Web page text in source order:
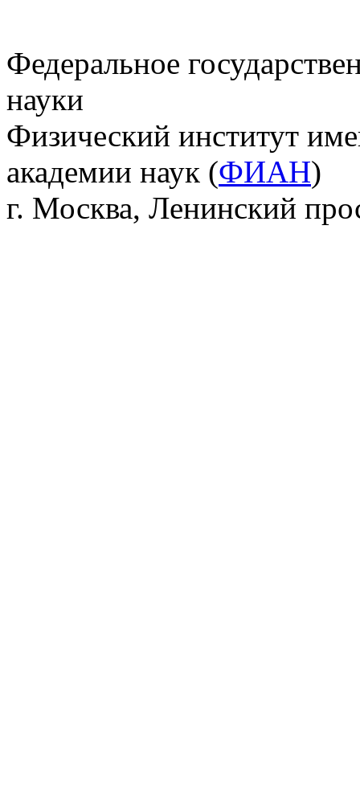
Федеральное
науки
Физический институт
академии наук (ФИАН)
г. Москва, Ленинский